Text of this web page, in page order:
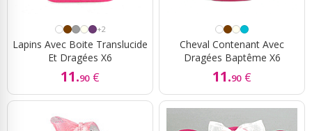
+2
Lapins Avec Boite Translucide
Et Dragées X6
11.90 €
Cheval Contenant Avec
Dragées Baptême X6
11.90 €